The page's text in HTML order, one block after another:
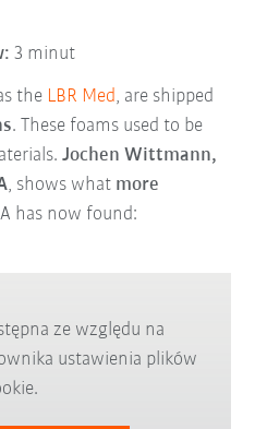
3 minut
the LBR Med, are shipped
. These foams used to be
Jochen Wittmann,
, shows what more
has now found:
ze względu na
ustawienia plików